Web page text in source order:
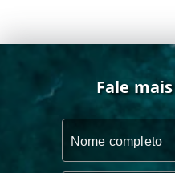
Fale